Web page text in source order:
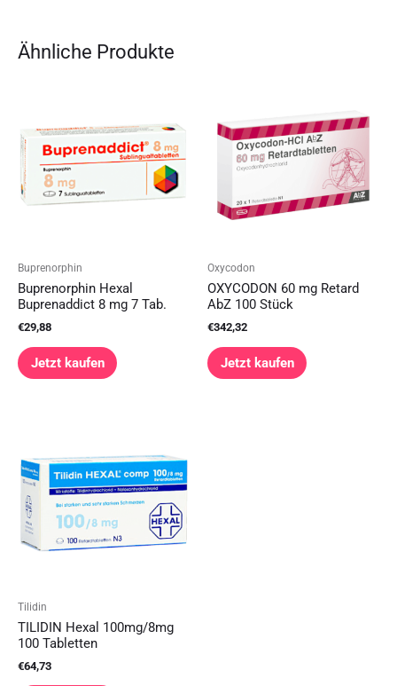
Ähnliche Produkte
Buprenorphin
Buprenorphin Hexal
Buprenaddict 8 mg 7 Tab.
€29,88
Jetzt kaufen
Oxycodon
OXYCODON 60 mg Retard
AbZ 100 Stück
€342,32
Jetzt kaufen
Tilidin
TILIDIN Hexal 100mg/8mg
100 Tabletten
€64,73